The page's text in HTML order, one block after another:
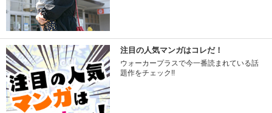
注目の人気マンガはコレだ！
ウォーカープラスで今一番読まれている話
題作をチェック!!